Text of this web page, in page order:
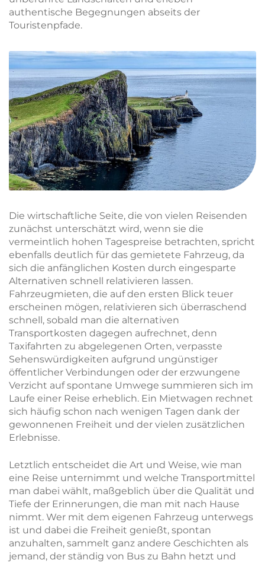
authentische Begegnungen abseits der
Touristenpfade.
Die wirtschaftliche Seite, die von vielen Reisenden
zunächst unterschätzt wird, wenn sie die
vermeintlich hohen Tagespreise betrachten, spricht
ebenfalls deutlich für das gemietete Fahrzeug, da
sich die anfänglichen Kosten durch eingesparte
Alternativen schnell relativieren lassen.
Fahrzeugmieten, die auf den ersten Blick teuer
erscheinen mögen, relativieren sich überraschend
schnell, sobald man die alternativen
Transportkosten dagegen aufrechnet, denn
Taxifahrten zu abgelegenen Orten, verpasste
Sehenswürdigkeiten aufgrund ungünstiger
öffentlicher Verbindungen oder der erzwungene
Verzicht auf spontane Umwege summieren sich im
Laufe einer Reise erheblich. Ein Mietwagen rechnet
sich häufig schon nach wenigen Tagen dank der
gewonnenen Freiheit und der vielen zusätzlichen
Erlebnisse.
Letztlich entscheidet die Art und Weise, wie man
eine Reise unternimmt und welche Transportmittel
man dabei wählt, maßgeblich über die Qualität und
Tiefe der Erinnerungen, die man mit nach Hause
nimmt. Wer mit dem eigenen Fahrzeug unterwegs
ist und dabei die Freiheit genießt, spontan
anzuhalten, sammelt ganz andere Geschichten als
jemand, der ständig von Bus zu Bahn hetzt und